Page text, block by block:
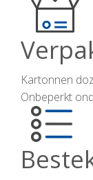
Kartonnen
Onbeperkt